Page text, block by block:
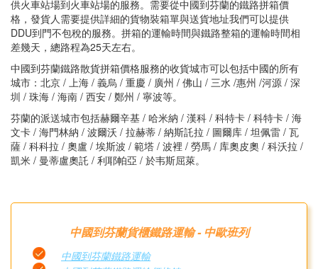
供火車站場到火車站場的服務。需要從中國到芬蘭的鐵路拼箱價
格，發貨人需要提供詳細的貨物裝箱單與送貨地址我們可以提供
DDU到門不包稅的服務。拼箱的運輸時間與鐵路整箱的運輸時間相
差幾天，總路程為25天左右。
中國到芬蘭鐵路散貨拼箱價格服務的收貨城市可以包括中國的所有
城市：北京 / 上海 / 義烏 / 重慶 / 廣州 / 佛山 / 三水 /惠州 /河源 / 深
圳 / 珠海 / 海南 / 西安 / 鄭州 / 寧波等。
芬蘭的派送城市包括赫爾辛基 / 哈米納 / 漢科 / 科特卡 / 科特卡 / 海
文卡 / 海門林納 / 波爾沃 / 拉赫蒂 / 納斯託拉 / 圖爾库 / 坦佩雷 / 瓦
薩 / 科科拉 / 奧盧 / 埃斯波 / 範塔 / 波裡 / 勞馬 / 库奧皮奧 / 科沃拉 /
凱米 / 曼蒂盧奧託 / 利耶帕亞 / 於韦斯屈萊。
中國到芬蘭貨櫃鐵路運輸 - 中歐班列
中國到芬蘭鐵路運輸